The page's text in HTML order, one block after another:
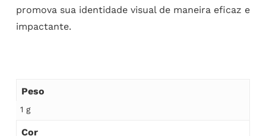
promova sua identidade visual de maneira eficaz e
impactante.
Peso
1 g
Cor